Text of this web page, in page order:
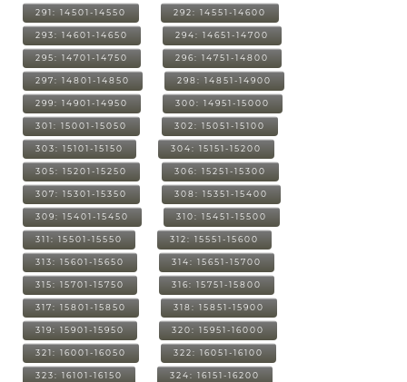
291: 14501-14550 292: 14551-14600
293: 14601-14650 294: 14651-14700
295: 14701-14750 296: 14751-14800
297: 14801-14850 298: 14851-14900
299: 14901-14950 300: 14951-15000
301: 15001-15050 302: 15051-15100
303: 15101-15150 304: 15151-15200
305: 15201-15250 306: 15251-15300
307: 15301-15350 308: 15351-15400
309: 15401-15450 310: 15451-15500
311: 15501-15550 312: 15551-15600
313: 15601-15650 314: 15651-15700
315: 15701-15750 316: 15751-15800
317: 15801-15850 318: 15851-15900
319: 15901-15950 320: 15951-16000
321: 16001-16050 322: 16051-16100
323: 16101-16150 324: 16151-16200